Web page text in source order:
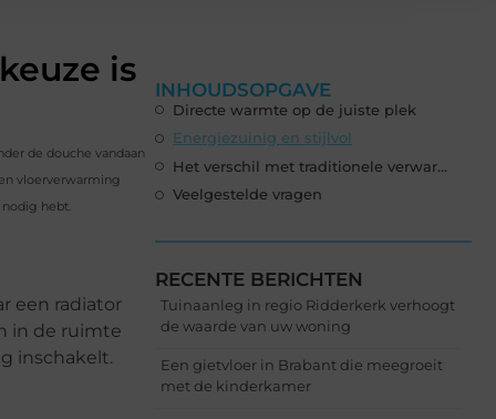
is
de douche vandaan
vloerverwarming
hebt.
een radiator
in de ruimte
inschakelt.
INHOUDSOPGAVE
Directe warmte op de juiste plek
Energiezuinig en stijlvol
Het verschil met traditionele verwarming
Veelgestelde vragen
RECENTE BERICHTEN
Tuinaanleg in regio Ridderkerk verhoogt
de waarde van uw woning
Een gietvloer in Brabant die meegroeit
met de kinderkamer